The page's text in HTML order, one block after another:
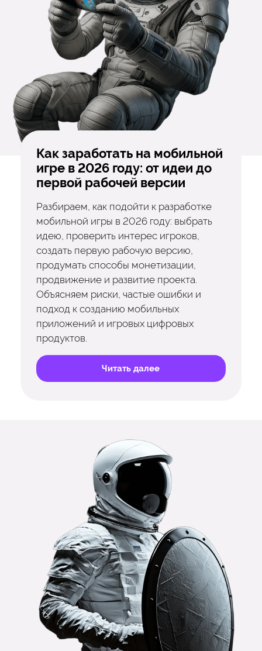
Как заработать на мобильной
игре в 2026 году: от идеи до
первой рабочей версии
Разбираем, как подойти к разработке
мобильной игры в 2026 году: выбрать
идею, проверить интерес игроков,
создать первую рабочую версию,
продумать способы монетизации,
продвижение и развитие проекта.
Объясняем риски, частые ошибки и
подход к созданию мобильных
приложений и игровых цифровых
продуктов.
Читать далее